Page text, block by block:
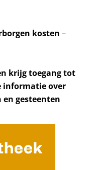
kosten –
krijg toegang tot
informatie over
gesteenten